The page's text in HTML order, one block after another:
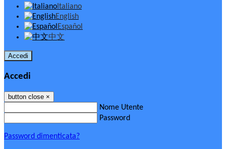
Italiano
English
Español
中文
Accedi
Accedi
button close ×
Nome Utente
Password
Password dimenticata?